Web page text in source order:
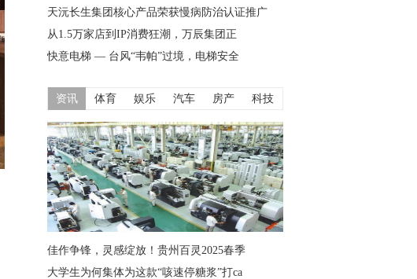
天沅长生集团核心产品荣获慢病防治认证推广
从1.5万家店到IP消费狂潮，万辰集团正
快意电梯 — 台风“韦帕”过境，电梯安全
资讯 体育 娱乐 汽车 房产 科技
佳作争锋，灵感绽放！贵州百灵2025春季
大学生为何集体为这款“咳速停糖浆”打ca